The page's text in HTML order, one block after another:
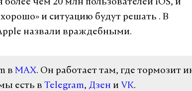
чем 20 млн пользователей iOS, и
и ситуацию будут решать . В
назвали враждебными.
в MAX. Он работает там, где тормозит
есть в Telegram, Дзен и VK.